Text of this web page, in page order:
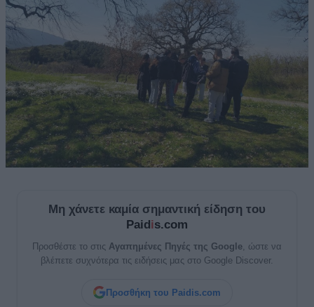
Μη χάνετε καμία σημαντική είδηση του
Paidis.com
Προσθέστε το στις Αγαπημένες Πηγές της Google , ώστε να
βλέπετε συχνότερα τις ειδήσεις μας στο Google Discover.
Προσθήκη του Paidis.com